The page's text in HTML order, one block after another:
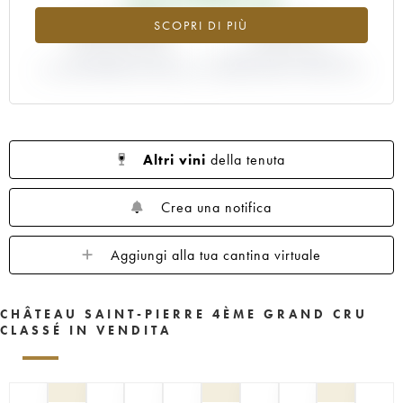
SCOPRI DI PIÙ
+374.29%
Altri vini della tenuta
Crea una notifica
Aggiungi alla tua cantina virtuale
CHÂTEAU SAINT-PIERRE 4ÈME GRAND CRU
CLASSÉ IN VENDITA